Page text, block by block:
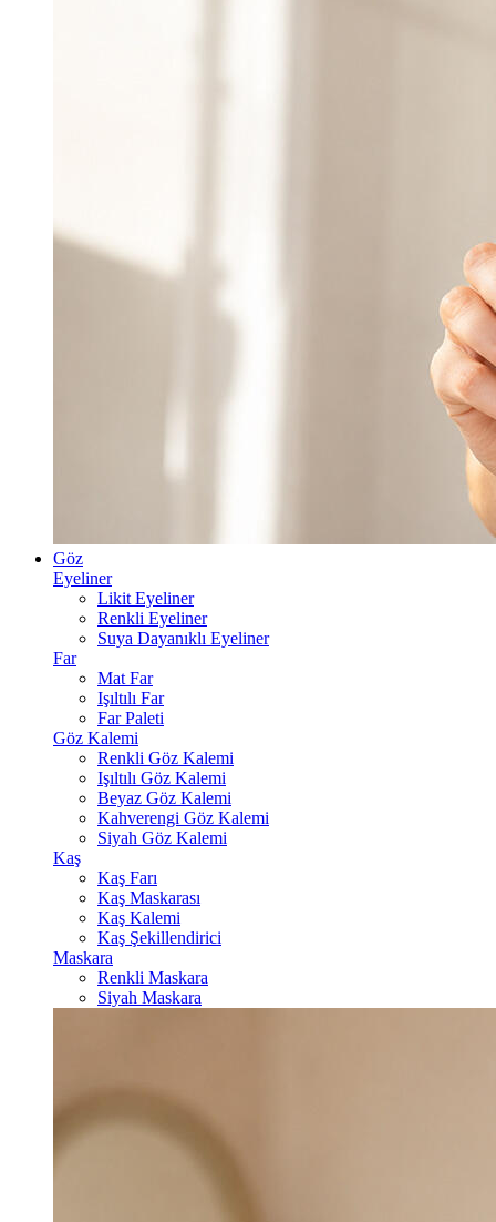
Göz
Eyeliner
Likit Eyeliner
Renkli Eyeliner
Suya Dayanıklı Eyeliner
Far
Mat Far
Işıltılı Far
Far Paleti
Göz Kalemi
Renkli Göz Kalemi
Işıltılı Göz Kalemi
Beyaz Göz Kalemi
Kahverengi Göz Kalemi
Siyah Göz Kalemi
Kaş
Kaş Farı
Kaş Maskarası
Kaş Kalemi
Kaş Şekillendirici
Maskara
Renkli Maskara
Siyah Maskara